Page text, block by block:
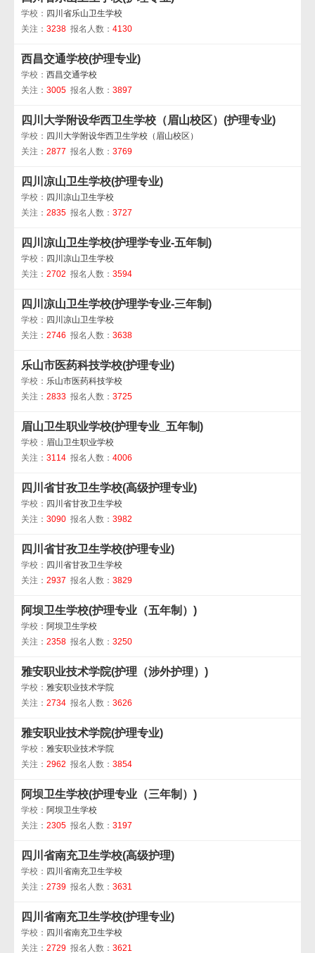
学校： 四川省乐山卫生学校
关注： 3238 报名人数： 4130
西昌交通学校(护理专业)
学校： 西昌交通学校
关注： 3005 报名人数： 3897
四川大学附设华西卫生学校（眉山校区）(护理专业)
学校： 四川大学附设华西卫生学校（眉山校区）
关注： 2877 报名人数： 3769
四川凉山卫生学校(护理专业)
学校： 四川凉山卫生学校
关注： 2835 报名人数： 3727
四川凉山卫生学校(护理学专业-五年制)
学校： 四川凉山卫生学校
关注： 2702 报名人数： 3594
四川凉山卫生学校(护理学专业-三年制)
学校： 四川凉山卫生学校
关注： 2746 报名人数： 3638
乐山市医药科技学校(护理专业)
学校： 乐山市医药科技学校
关注： 2833 报名人数： 3725
眉山卫生职业学校(护理专业_五年制)
学校： 眉山卫生职业学校
关注： 3114 报名人数： 4006
四川省甘孜卫生学校(高级护理专业)
学校： 四川省甘孜卫生学校
关注： 3090 报名人数： 3982
四川省甘孜卫生学校(护理专业)
学校： 四川省甘孜卫生学校
关注： 2937 报名人数： 3829
阿坝卫生学校(护理专业（五年制）)
学校： 阿坝卫生学校
关注： 2358 报名人数： 3250
雅安职业技术学院(护理（涉外护理）)
学校： 雅安职业技术学院
关注： 2734 报名人数： 3626
雅安职业技术学院(护理专业)
学校： 雅安职业技术学院
关注： 2962 报名人数： 3854
阿坝卫生学校(护理专业（三年制）)
学校： 阿坝卫生学校
关注： 2305 报名人数： 3197
四川省南充卫生学校(高级护理)
学校： 四川省南充卫生学校
关注： 2739 报名人数： 3631
四川省南充卫生学校(护理专业)
学校： 四川省南充卫生学校
关注： 2729 报名人数： 3621